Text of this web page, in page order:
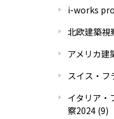
i-works
北欧建築視
アメリカ建
スイス・フ
イタリア・
察2024 (9)